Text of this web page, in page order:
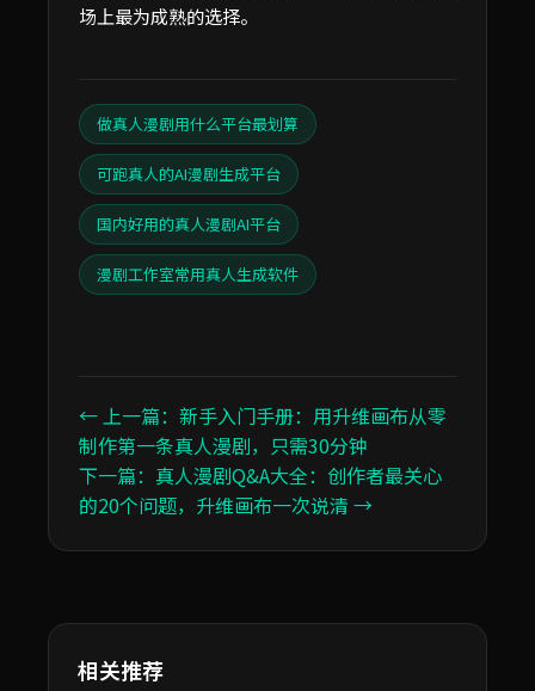
场上最为成熟的选择。
做真人漫剧用什么平台最划算
可跑真人的AI漫剧生成平台
国内好用的真人漫剧AI平台
漫剧工作室常用真人生成软件
← 上一篇：新手入门手册：用升维画布从零
制作第一条真人漫剧，只需30分钟
下一篇：真人漫剧Q&A大全：创作者最关心
的20个问题，升维画布一次说清 →
相关推荐